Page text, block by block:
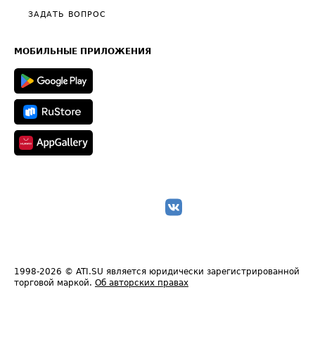
Общие положения
Полезное по перевозкам
Техническая информация
ЗАДАТЬ ВОПРОС
МОБИЛЬНЫЕ ПРИЛОЖЕНИЯ
1998-2026 © ATI.SU является юридически зарегистрированной
торговой маркой. Об авторских правах